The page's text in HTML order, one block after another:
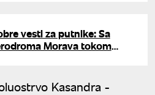
vesti za putnike: Sa
Morava tokom
Kasandra -